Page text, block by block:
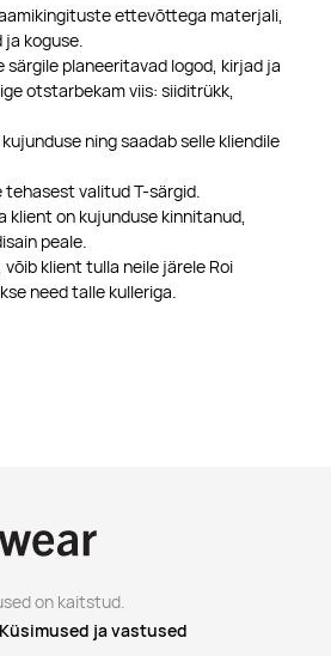
ettevõttega materjali,
ja koguse.
särgile planeeritavad logod, kirjad ja
otstarbekam viis: siiditrükk,
ning saadab selle kliendile
valitud T-särgid.
klient on kujunduse kinnitanud,
peale.
võib klient tulla neile järele Roi
need talle kulleriga.
on kaitstud.
Küsimused ja vastused